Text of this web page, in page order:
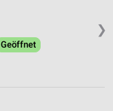
❯
Geöffnet